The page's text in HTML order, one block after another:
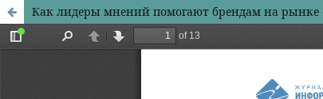
Как лидеры мнений помогают брендам на рынке